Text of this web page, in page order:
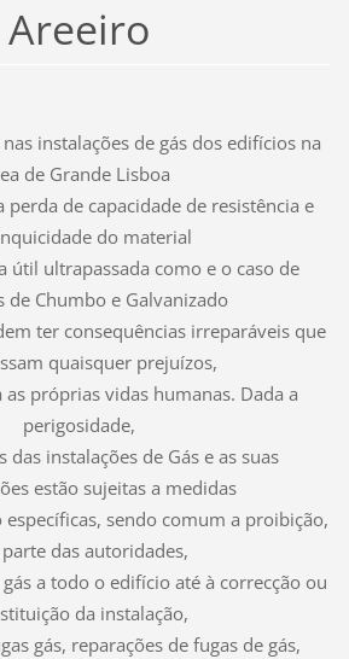
Areeiro
instalações de gás dos edifícios na
de Grande Lisboa
perda de capacidade de resistência e
do material
útil ultrapassada como e o caso de
de Chumbo e Galvanizado
ter consequências irreparáveis que
quaisquer prejuízos,
as próprias vidas humanas. Dada a
perigosidade,
das instalações de Gás e as suas
estão sujeitas a medidas
sendo comum a proibição,
das autoridades,
a todo o edifício até à correcção ou
da instalação,
gás, reparações de fugas de gás,